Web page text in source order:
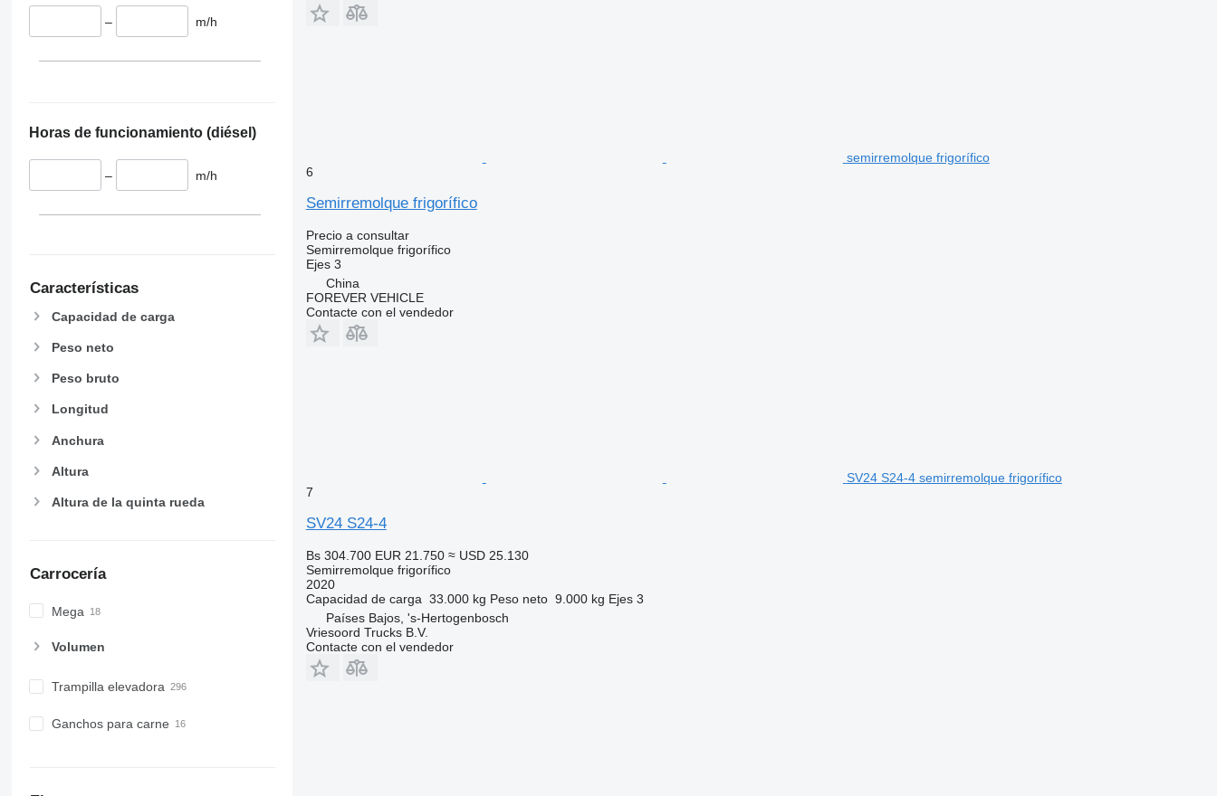
VECTOR 1850
SL200
SLX
SLX 100
SLXe-200
SLXe-300
SLXe Spectrum
SLXi-300 50
SLXi-Spectrum Whisper Pro
SPECTRUM
SPECTRUM SL 400
– m/h
Horas de funcionamiento (diésel)
– m/h
Características
Capacidad de carga
Peso neto
Peso bruto
Longitud
Anchura
Altura
Altura de la quinta rueda
Carrocería
Mega
Volumen
Trampilla elevadora
Ganchos para carne
semirremolque frigorífico
6
Semirremolque frigorífico
Precio a consultar
Semirremolque frigorífico
Ejes 3
China
FOREVER VEHICLE
Contacte con el vendedor
SV24 S24-4 semirremolque frigorífico
7
SV24 S24-4
Bs 304.700 EUR 21.750 ≈ USD 25.130
Semirremolque frigorífico
2020
Capacidad de carga 33.000 kg Peso neto 9.000 kg Ejes 3
Países Bajos, 's-Hertogenbosch
Vriesoord Trucks B.V.
Contacte con el vendedor